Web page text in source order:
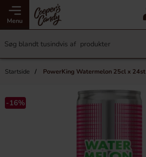
Menu
Startside PowerKing Watermelon 25cl x 24st
-16%